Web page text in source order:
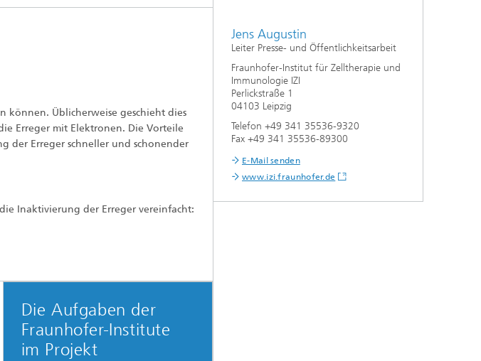
können. Üblicherweise geschieht dies
Erreger mit Elektronen. Die Vorteile
der Erreger schneller und schonender
Inaktivierung der Erreger vereinfacht:
Die Aufgaben der
Fraunhofer-Institute
im Projekt
Jens Augustin
Leiter Presse- und Öffentlichkeitsarbeit
Fraunhofer-Institut für Zelltherapie und
Immunologie IZI
Perlickstraße 1
04103 Leipzig
Telefon +49 341 35536-9320
Fax +49 341 35536-89300
E-Mail senden
www.izi.fraunhofer.de